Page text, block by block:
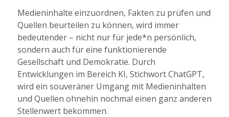
Medieninhalte einzuordnen, Fakten zu prüfen und
Quellen beurteilen zu können, wird immer
bedeutender – nicht nur für jede*n persönlich,
sondern auch für eine funktionierende
Gesellschaft und Demokratie. Durch
Entwicklungen im Bereich KI, Stichwort ChatGPT,
wird ein souveräner Umgang mit Medieninhalten
und Quellen ohnehin nochmal einen ganz anderen
Stellenwert bekommen.